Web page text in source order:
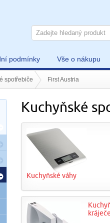
podmínky Vše o nákupu
spotřebiče First Austria
Kuchyňské
Kuchyňské váhy